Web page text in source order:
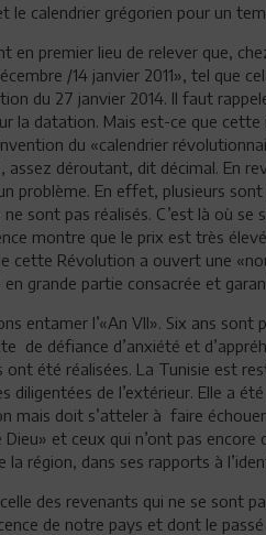
le calendrier grégorien pour un
en premier lieu de relever que,
/14 janvier 2011», tel que
du 27 janvier 2014. Il faut
la datation. Mais est-ce que
du «calendrier
assez déroutant, dit décimal. En
problème. En effet, plusieurs
sont pas réalisés. C’est là où
montre que le prix est très
cette Révolution a ouvert une
en grande partie consacrée et
entamer l’«An VII». Six ans
de défiance d’anxiété et
ont été réalisées. La Tunisie est
diligentées de l’extérieur. Elle a
mais doit s’atteler à faire
Dieu» et ceux qui n’ont pas
la région, dans ses rapports à
des revenants qui ne se sont
de notre pays et dont le